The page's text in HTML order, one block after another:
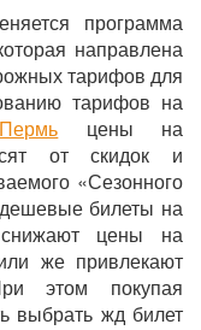
программа
направлена
тарифов для
тарифов на
цены на
от скидок и
«Сезонного
билеты на
цены на
же привлекают
этом покупая
выбрать жд билет